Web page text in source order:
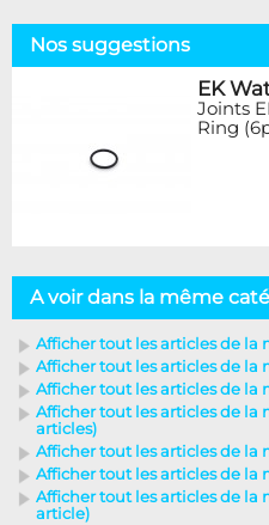
Nos suggestions
EK
Joints
Ring
A voir dans la même
Afficher tout les articles de la
Afficher tout les articles de la
Afficher tout les articles de la
Afficher tout les articles de la
articles)
Afficher tout les articles de la
Afficher tout les articles de la
Afficher tout les articles de la
article)